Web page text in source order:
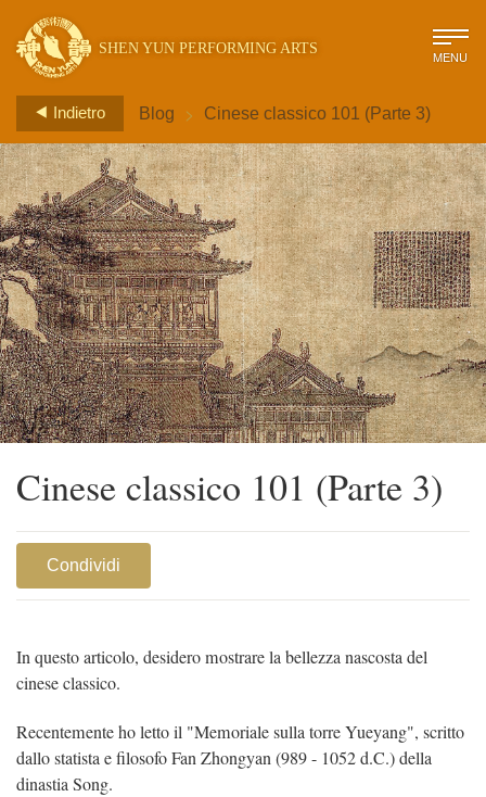
SHEN YUN PERFORMING ARTS MENU
Indietro Blog > Cinese classico 101 (Parte 3)
Cinese classico 101 (Parte 3)
Condividi
In questo articolo, desidero mostrare la bellezza nascosta del
cinese classico.
Recentemente ho letto il "Memoriale sulla torre Yueyang", scritto
dallo statista e filosofo Fan Zhongyan (989 - 1052 d.C.) della
dinastia Song.